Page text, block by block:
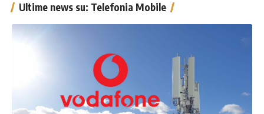
Ultime news su: Telefonia Mobile